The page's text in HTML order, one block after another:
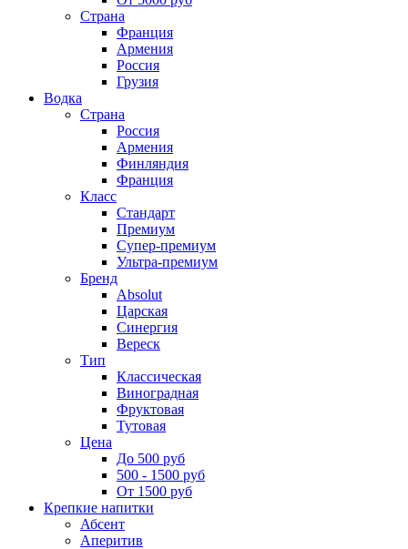
Страна
Франция
Армения
Россия
Грузия
Водка
Страна
Россия
Армения
Финляндия
Франция
Класс
Стандарт
Премиум
Супер-премиум
Ультра-премиум
Бренд
Absolut
Царская
Синергия
Вереск
Тип
Классическая
Виноградная
Фруктовая
Тутовая
Цена
До 500 руб
500 - 1500 руб
От 1500 руб
Крепкие напитки
Абсент
Аперитив